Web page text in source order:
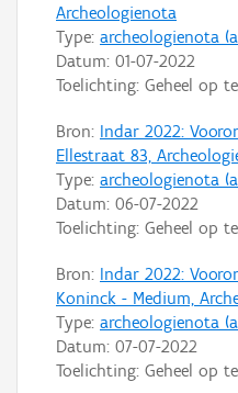
Archeologienota
Type: archeologienota
Datum: 01-07-2022
Toelichting: Geheel op
Bron: Indar 2022:
Ellestraat 83,
Type: archeologienota
Datum: 06-07-2022
Toelichting: Geheel op
Bron: Indar 2022:
Koninck - Medium,
Type: archeologienota
Datum: 07-07-2022
Toelichting: Geheel op